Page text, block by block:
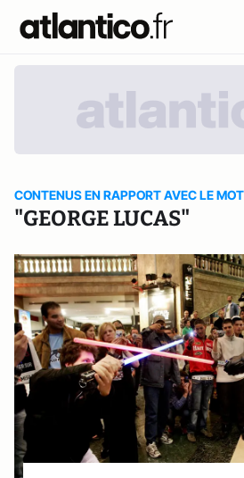
CONTENUS EN RAPPORT AVEC LE
"GEORGE LUCAS"